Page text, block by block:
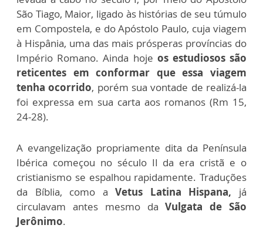
São Tiago, Maior, ligado às histórias de seu túmulo
em Compostela, e do Apóstolo Paulo, cuja viagem
à Hispânia, uma das mais prósperas províncias do
Império Romano. Ainda hoje os estudiosos são
reticentes em conformar que essa viagem
tenha ocorrido, porém sua vontade de realizá-la
foi expressa em sua carta aos romanos (Rm 15,
24-28).
A evangelização propriamente dita da Península
Ibérica começou no século II da era cristã e o
cristianismo se espalhou rapidamente. Traduções
da Bíblia, como a Vetus Latina Hispana, já
circulavam antes mesmo daVulgata de São
Jerônimo.